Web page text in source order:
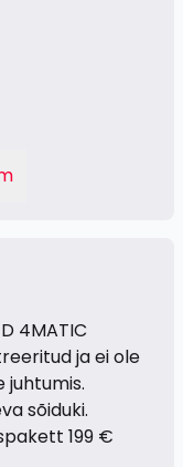
4MATIC
ja ei ole
juhtumis.
sõiduki.
199 €